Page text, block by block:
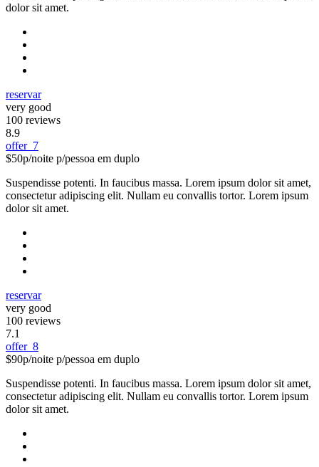
dolor sit amet.
reservar
very good
100 reviews
8.9
offer_7
$50p/noite p/pessoa em duplo
Suspendisse potenti. In faucibus massa. Lorem ipsum dolor sit amet,
consectetur adipiscing elit. Nullam eu convallis tortor. Lorem ipsum
dolor sit amet.
reservar
very good
100 reviews
7.1
offer_8
$90p/noite p/pessoa em duplo
Suspendisse potenti. In faucibus massa. Lorem ipsum dolor sit amet,
consectetur adipiscing elit. Nullam eu convallis tortor. Lorem ipsum
dolor sit amet.